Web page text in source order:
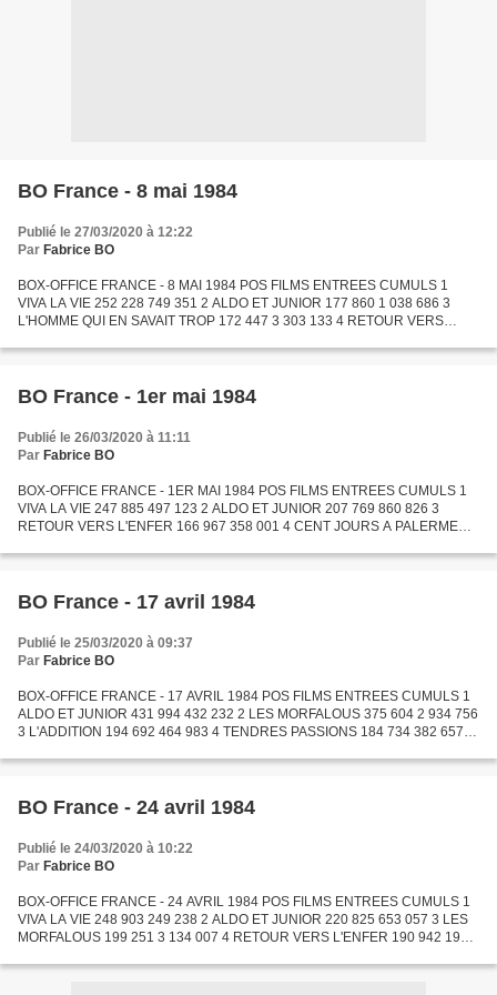
BO France - 8 mai 1984
Publié le 27/03/2020 à 12:22
Par Fabrice BO
BOX-OFFICE FRANCE - 8 MAI 1984 POS FILMS ENTREES CUMULS 1
VIVA LA VIE 252 228 749 351 2 ALDO ET JUNIOR 177 860 1 038 686 3
L'HOMME QUI EN SAVAIT TROP 172 447 3 303 133 4 RETOUR VERS
L'ADDITION...
BO France - 1er mai 1984
Publié le 26/03/2020 à 11:11
Par Fabrice BO
BOX-OFFICE FRANCE - 1ER MAI 1984 POS FILMS ENTREES CUMULS 1
VIVA LA VIE 247 885 497 123 2 ALDO ET JUNIOR 207 769 860 826 3
RETOUR VERS L'ENFER 166 967 358 001 4 CENT JOURS A PALERME
134 1...
BO France - 17 avril 1984
Publié le 25/03/2020 à 09:37
Par Fabrice BO
BOX-OFFICE FRANCE - 17 AVRIL 1984 POS FILMS ENTREES CUMULS 1
ALDO ET JUNIOR 431 994 432 232 2 LES MORFALOUS 375 604 2 934 756
3 L'ADDITION 194 692 464 983 4 TENDRES PASSIONS 184 734 382 657 5
L'ENCHANTEUR...
BO France - 24 avril 1984
Publié le 24/03/2020 à 10:22
Par Fabrice BO
BOX-OFFICE FRANCE - 24 AVRIL 1984 POS FILMS ENTREES CUMULS 1
VIVA LA VIE 248 903 249 238 2 ALDO ET JUNIOR 220 825 653 057 3 LES
MORFALOUS 199 251 3 134 007 4 RETOUR VERS L'ENFER 190 942 191
L'ADDITION...